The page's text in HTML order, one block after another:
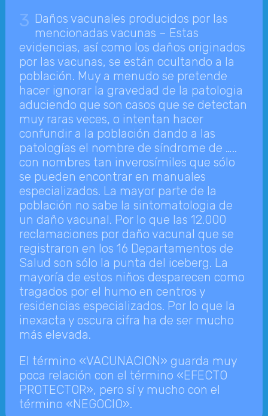
3 Daños vacunales producidos por las
mencionadas vacunas – Estas
evidencias, así como los daños originados
por las vacunas, se están ocultando a la
población. Muy a menudo se pretende
hacer ignorar la gravedad de la patologia
aduciendo que son casos que se detectan
muy raras veces, o intentan hacer
confundir a la población dando a las
patologías el nombre de síndrome de …..
con nombres tan inverosímiles que sólo
se pueden encontrar en manuales
especializados. La mayor parte de la
población no sabe la sintomatologia de
un daño vacunal. Por lo que las 12.000
reclamaciones por daño vacunal que se
registraron en los 16 Departamentos de
Salud son sólo la punta del iceberg. La
mayoría de estos niños desparecen como
tragados por el humo en centros y
residencias especializados. Por lo que la
inexacta y oscura cifra ha de ser mucho
más elevada.
El término «VACUNACION» guarda muy
poca relación con el término «EFECTO
PROTECTOR», pero sí y mucho con el
término «NEGOCIO».